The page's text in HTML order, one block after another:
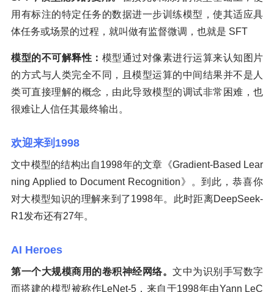
用有标注的特定任务的数据进一步训练模型，使其适应具
体任务或场景的过程，就叫做有监督微调，也就是 SFT
模型的不可解释性： 模型通过对像素进行运算来认知图片
的方式与人类完全不同，且模型运算的中间结果并不是人
类可直接理解的概念，由此导致模型的调试非常困难，也
很难让人信任其最终输出。
欢迎来到1998
文中模型的结构出自1998年的文章《Gradient-Based Lear
ning Applied to Document Recognition》。到此，恭喜你
对大模型知识的理解来到了1998年。此时距离DeepSeek-
R1发布还有27年。
AI Heroes
第一个大规模商用的卷积神经网络。 文中为识别手写数字
而搭建的模型被称作LeNet-5，来自于1998年由Yann LeC